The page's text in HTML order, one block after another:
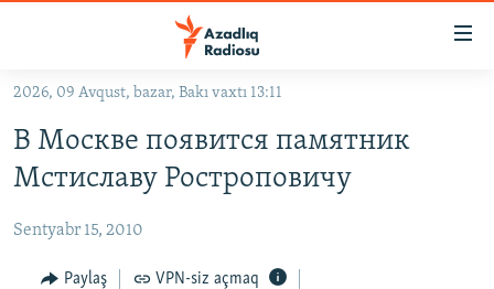
Əsas
qayıt
Əsas
qayıt
KORRUPSIOMETR
#ƏSLINDƏ
FƏRQƏ BAX
2026, 09 Avqust, bazar, Bakı vaxtı 13:11
В Москве появится памятник
Мстиславу Ростроповичу
Sentyabr 15, 2010
Paylaş VPN-siz açmaq